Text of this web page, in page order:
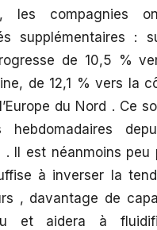
les compagnies
supplémentaires :
de 10,5 %
de 12,1 % vers la
du Nord . Ce
hebdomadaires
. Il est néanmoins
à inverser la
, davantage de
et aidera à